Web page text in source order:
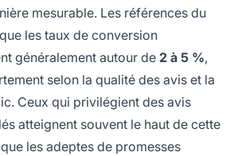
mesurable. Les références du
les taux de conversion
généralement autour de 2 à 5 %,
selon la qualité des avis et la
Ceux qui privilégient des avis
atteignent souvent le haut de cette
les adeptes de promesses